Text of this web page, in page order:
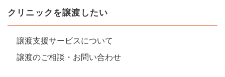
クリニックを譲渡したい
譲渡支援サービスについて
譲渡のご相談・お問い合わせ